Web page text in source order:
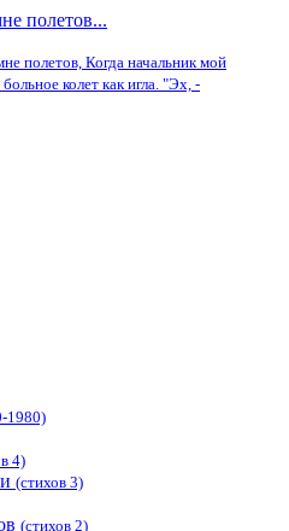
полетов...
полетов, Когда начальник мой
колет как игла. "Эх, -
1980)
4)
(стихов 3)
(стихов 2)